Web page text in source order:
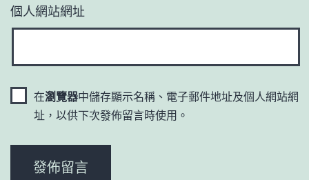
個人網站網址
在瀏覽器中儲存顯示名稱、電子郵件地址及個人網站網
址，以供下次發佈留言時使用。